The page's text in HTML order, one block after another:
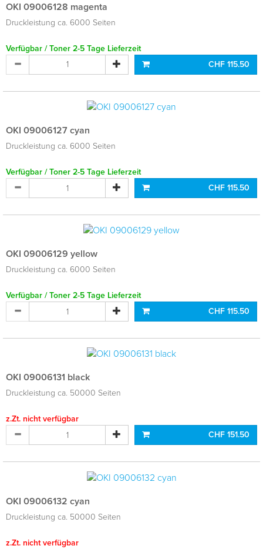
OKI 09006128 magenta
Druckleistung ca. 6000 Seiten
Verfügbar / Toner 2-5 Tage Lieferzeit
CHF 115.50
OKI 09006127 cyan
Druckleistung ca. 6000 Seiten
Verfügbar / Toner 2-5 Tage Lieferzeit
CHF 115.50
OKI 09006129 yellow
Druckleistung ca. 6000 Seiten
Verfügbar / Toner 2-5 Tage Lieferzeit
CHF 115.50
OKI 09006131 black
Druckleistung ca. 50000 Seiten
z.Zt. nicht verfügbar
CHF 151.50
OKI 09006132 cyan
Druckleistung ca. 50000 Seiten
z.Zt. nicht verfügbar